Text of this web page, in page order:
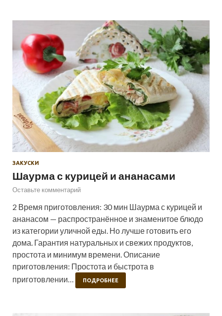
ЗАКУСКИ
Шаурма с курицей и ананасами
Оставьте комментарий
2 Время приготовления: 30 мин Шаурма с курицей и
ананасом — распространённое и знаменитое блюдо
из категории уличной еды. Но лучше готовить его
дома. Гарантия натуральных и свежих продуктов,
простота и минимум времени. Описание
приготовления: Простота и быстрота в
приготовлении…
ПОДРОБНЕЕ